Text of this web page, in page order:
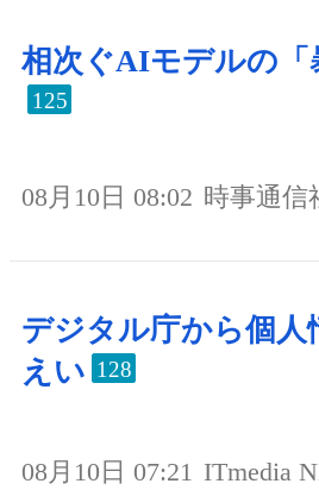
相次ぐAIモデルの「
125
08月10日 08:02 時事通信
デジタル庁から個人
えい 128
08月10日 07:21 ITmedia